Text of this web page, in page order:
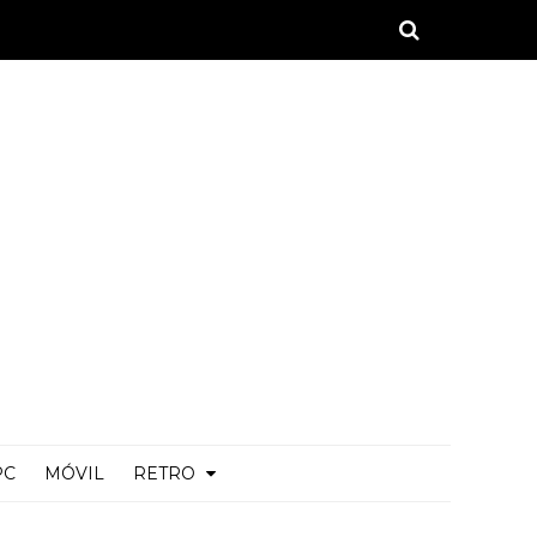
MÓVIL RETRO